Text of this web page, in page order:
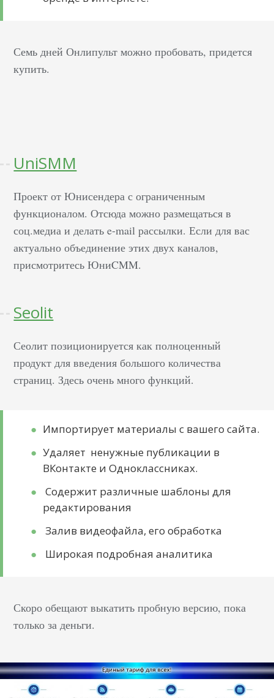
Семь дней Онлипульт можно пробовать, придется
купить.
UniSMM
Проект от Юнисендера с ограниченным
функционалом. Отсюда можно размещаться в
соц.медиа и делать e-mail рассылки. Если для вас
актуально объединение этих двух каналов,
присмотритесь ЮниCMM.
Seolit
Сеолит позиционируется как полноценный
продукт для введения большого количества
страниц. Здесь очень много функций.
Импортирует материалы с вашего сайта.
Удаляет ненужные публикации в
ВКонтакте и Одноклассниках.
Содержит различные шаблоны для
редактирования
Залив видеофайла, его обработка
Широкая подробная аналитика
Скоро обещают выкатить пробную версию, пока
только за деньги.